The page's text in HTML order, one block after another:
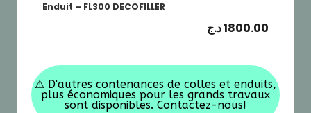
Enduit – FL300 DECOFILLER
1800.00د.ج
⚠ D'autres contenances de colles et enduits,
plus économiques pour les grands travaux
sont disponibles. Contactez-nous!